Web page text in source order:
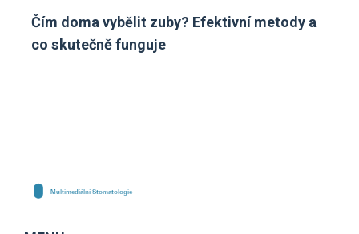
Čím doma vybělit zuby? Efektivní metody a
co skutečně funguje